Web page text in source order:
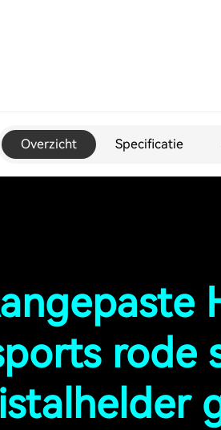
Overzicht Specificatie
rode